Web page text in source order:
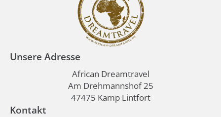
Unsere Adresse
African Dreamtravel
Am Drehmannshof 25
47475 Kamp Lintfort
Kontakt